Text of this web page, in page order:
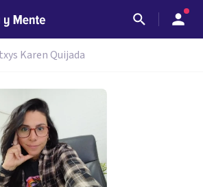
Karen Quijada